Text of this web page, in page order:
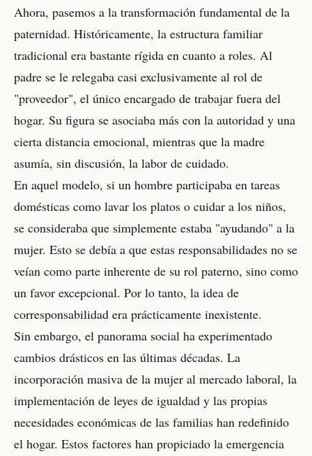
Ahora, pasemos a la transformación fundamental de la
paternidad. Históricamente, la estructura familiar
tradicional era bastante rígida en cuanto a roles. Al
padre se le relegaba casi exclusivamente al rol de
"proveedor", el único encargado de trabajar fuera del
hogar. Su figura se asociaba más con la autoridad y una
cierta distancia emocional, mientras que la madre
asumía, sin discusión, la labor de cuidado.
En aquel modelo, si un hombre participaba en tareas
domésticas como lavar los platos o cuidar a los niños,
se consideraba que simplemente estaba "ayudando" a la
mujer. Esto se debía a que estas responsabilidades no se
veían como parte inherente de su rol paterno, sino como
un favor excepcional. Por lo tanto, la idea de
corresponsabilidad era prácticamente inexistente.
Sin embargo, el panorama social ha experimentado
cambios drásticos en las últimas décadas. La
incorporación masiva de la mujer al mercado laboral, la
implementación de leyes de igualdad y las propias
necesidades económicas de las familias han redefinido
el hogar. Estos factores han propiciado la emergencia